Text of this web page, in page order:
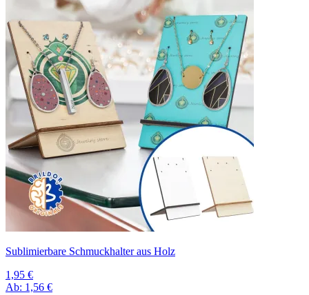
Sublimierbare Schmuckhalter aus Holz
1,95 €
Ab: 1,56 €